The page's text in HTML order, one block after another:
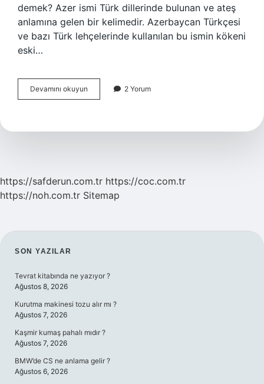
demek? Azer ismi Türk dillerinde bulunan ve ateş
anlamına gelen bir kelimedir. Azerbaycan Türkçesi
ve bazı Türk lehçelerinde kullanılan bu ismin kökeni
eski…
Devamını okuyun
Ne
2 Yorum
https://safderun.com.tr https://coc.com.tr
https://noh.com.tr Sitemap
SIDEBAR
SON YAZILAR
Tevrat kitabında ne yazıyor ?
Ağustos 8, 2026
Kurutma makinesi tozu alır mı ?
Ağustos 7, 2026
Kaşmir kumaş pahalı mıdır ?
Ağustos 7, 2026
BMW’de CS ne anlama gelir ?
Ağustos 6, 2026